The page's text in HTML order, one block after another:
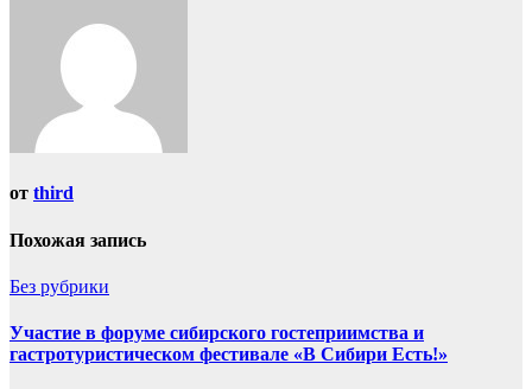
от third
Похожая запись
Без рубрики
Участие в форуме сибирского гостеприимства и
гастротуристическом фестивале «В Сибири Есть!»